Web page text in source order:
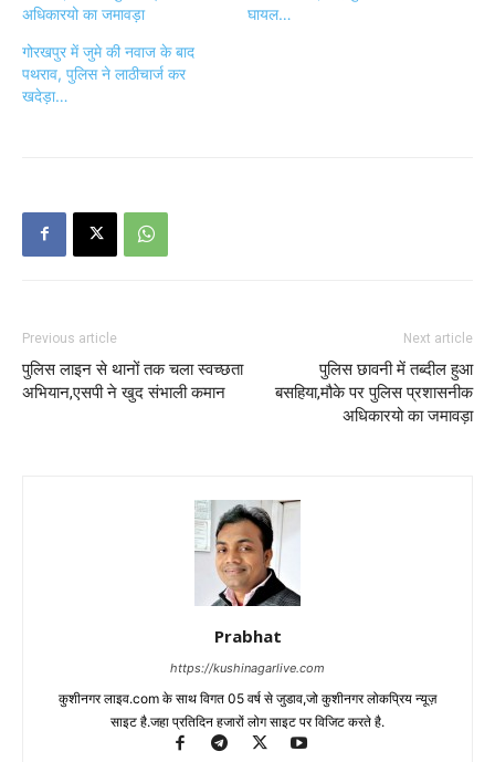
अधिकारयो का जमावड़ा
घायल…
गोरखपुर में जुमे की नवाज के बाद
पथराव, पुलिस ने लाठीचार्ज कर
खदेड़ा…
Previous article
पुलिस लाइन से थानों तक चला स्वच्छता
अभियान,एसपी ने खुद संभाली कमान
Next article
पुलिस छावनी में तब्दील हुआ
बसहिया,मौके पर पुलिस प्रशासनीक
अधिकारयो का जमावड़ा
Prabhat
https://kushinagarlive.com
कुशीनगर लाइव.com के साथ विगत 05 वर्ष से जुडाव,जो कुशीनगर लोकप्रिय न्यूज़
साइट है.जहा प्रतिदिन हजारों लोग साइट पर विजिट करते है.